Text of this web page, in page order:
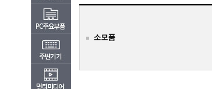
소모품